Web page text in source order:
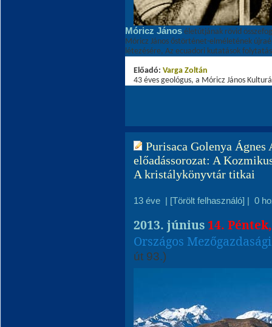
Móricz János életútjának rövid
Móricz János őstörténet-elméletének
létezésére, Az ecuadori kutatások
Előadó: Varga Zoltán
43 éves geológus, a Móricz János
Purisaca Golenya
előadássorozat: A
A kristálykönyvtár titkai
13 éve | [Törölt felhasználó] | 0
2013. június 14.
Országos
út 93.)